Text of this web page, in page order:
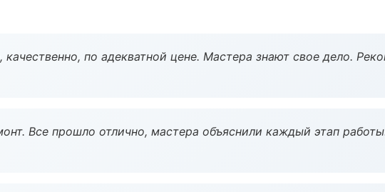
по адекватной цене. Мастера знают свое дело.
Все прошло отлично, мастера объяснили каждый этап